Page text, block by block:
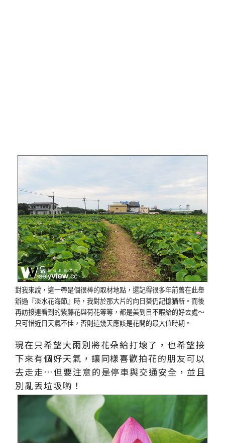
對我來說，這一帶是個很棒的取材地點，還記得很多年前曾在此舉
辦過『淡水花海節』時，我對於那大片的向日葵仍記憶猶新。而後
再訪接連看到的紫藤花與荷花等等，都是美到目不暇給的好去處～
只可惜近日天氣不佳，否則這幾天應該是花開的最大值時期。
現在只希望大雨別將花朵給打壞了，也希望接
下來有個好天氣，讓同樣喜歡拍花的朋友可以
去走走…但要注意的是停車與交通安全，並且
別亂丟垃圾喲！